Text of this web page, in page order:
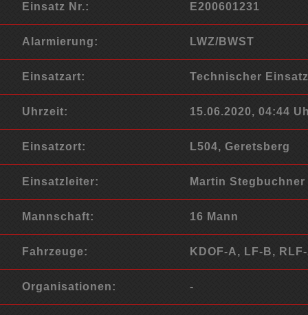
Einsatz Nr.: E200601231
Alarmierung: LWZ/BWST
Einsatzart: Technischer Einsatz
Uhrzeit: 15.06.2020, 04:44
Einsatzort: L504, Geretsberg
Einsatzleiter: Martin Stegbuchner
Mannschaft: 16 Mann
Fahrzeuge: KDOF-A, LF-B,
Organisationen: -